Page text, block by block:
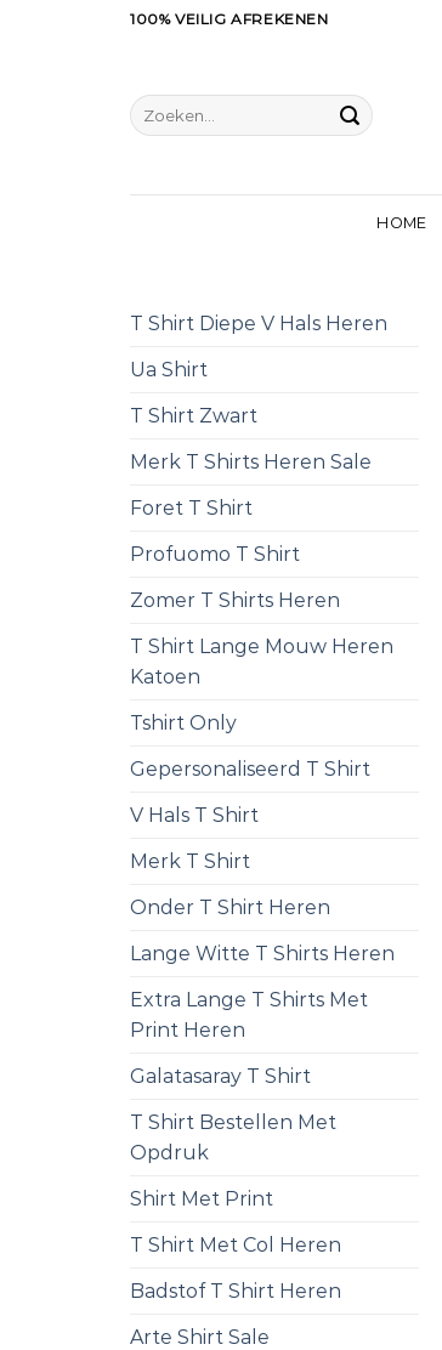
100% VEILIG AFREKENEN
Zoeken
naar:
HOME
T Shirt Diepe V Hals Heren
Ua Shirt
T Shirt Zwart
Merk T Shirts Heren Sale
Foret T Shirt
Profuomo T Shirt
Zomer T Shirts Heren
T Shirt Lange Mouw Heren
Katoen
Tshirt Only
Gepersonaliseerd T Shirt
V Hals T Shirt
Merk T Shirt
Onder T Shirt Heren
Lange Witte T Shirts Heren
Extra Lange T Shirts Met
Print Heren
Galatasaray T Shirt
T Shirt Bestellen Met
Opdruk
Shirt Met Print
T Shirt Met Col Heren
Badstof T Shirt Heren
Arte Shirt Sale